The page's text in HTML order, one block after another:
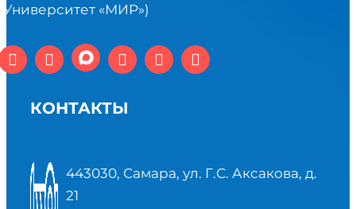
«МИР»)
КОНТАКТЫ
443030, Самара, ул. Г.С. Аксакова, д.
21